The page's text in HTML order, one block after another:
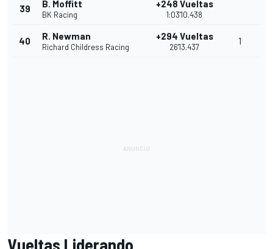
39 B. Moffitt
BK Racing
+248 Vueltas
1:03'10.438
40 R. Newman
Richard Childress Racing
+294 Vueltas
26'13.437
1
Vueltas Liderando